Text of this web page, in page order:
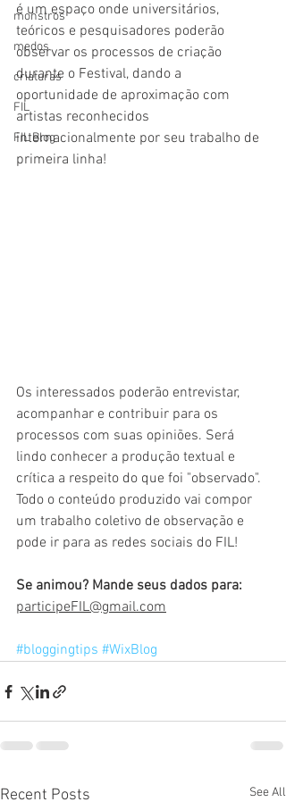
monstros
medos
criaturas
FIL
FIL Blog
é um espaço onde universitários,
teóricos e pesquisadores poderão
observar os processos de criação
durante o Festival, dando a
oportunidade de aproximação com
artistas reconhecidos
internacionalmente por seu trabalho de
primeira linha!
​Os interessados poderão entrevistar,
acompanhar e contribuir para os
processos com suas opiniões. Será
lindo conhecer a produção textual e
crítica a respeito do que foi "observado".
Todo o conteúdo produzido vai compor
um trabalho coletivo de observação e
pode ir para as redes sociais do FIL!
Se animou? Mande seus dados para:
participeFIL@gmail.com
#bloggingtips #WixBlog
Recent Posts See All